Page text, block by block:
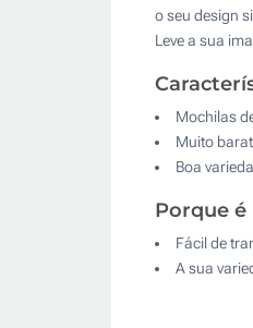
o seu design
Leve a sua
Mochilas
Muito
Boa
Porque é
Fácil de
A sua